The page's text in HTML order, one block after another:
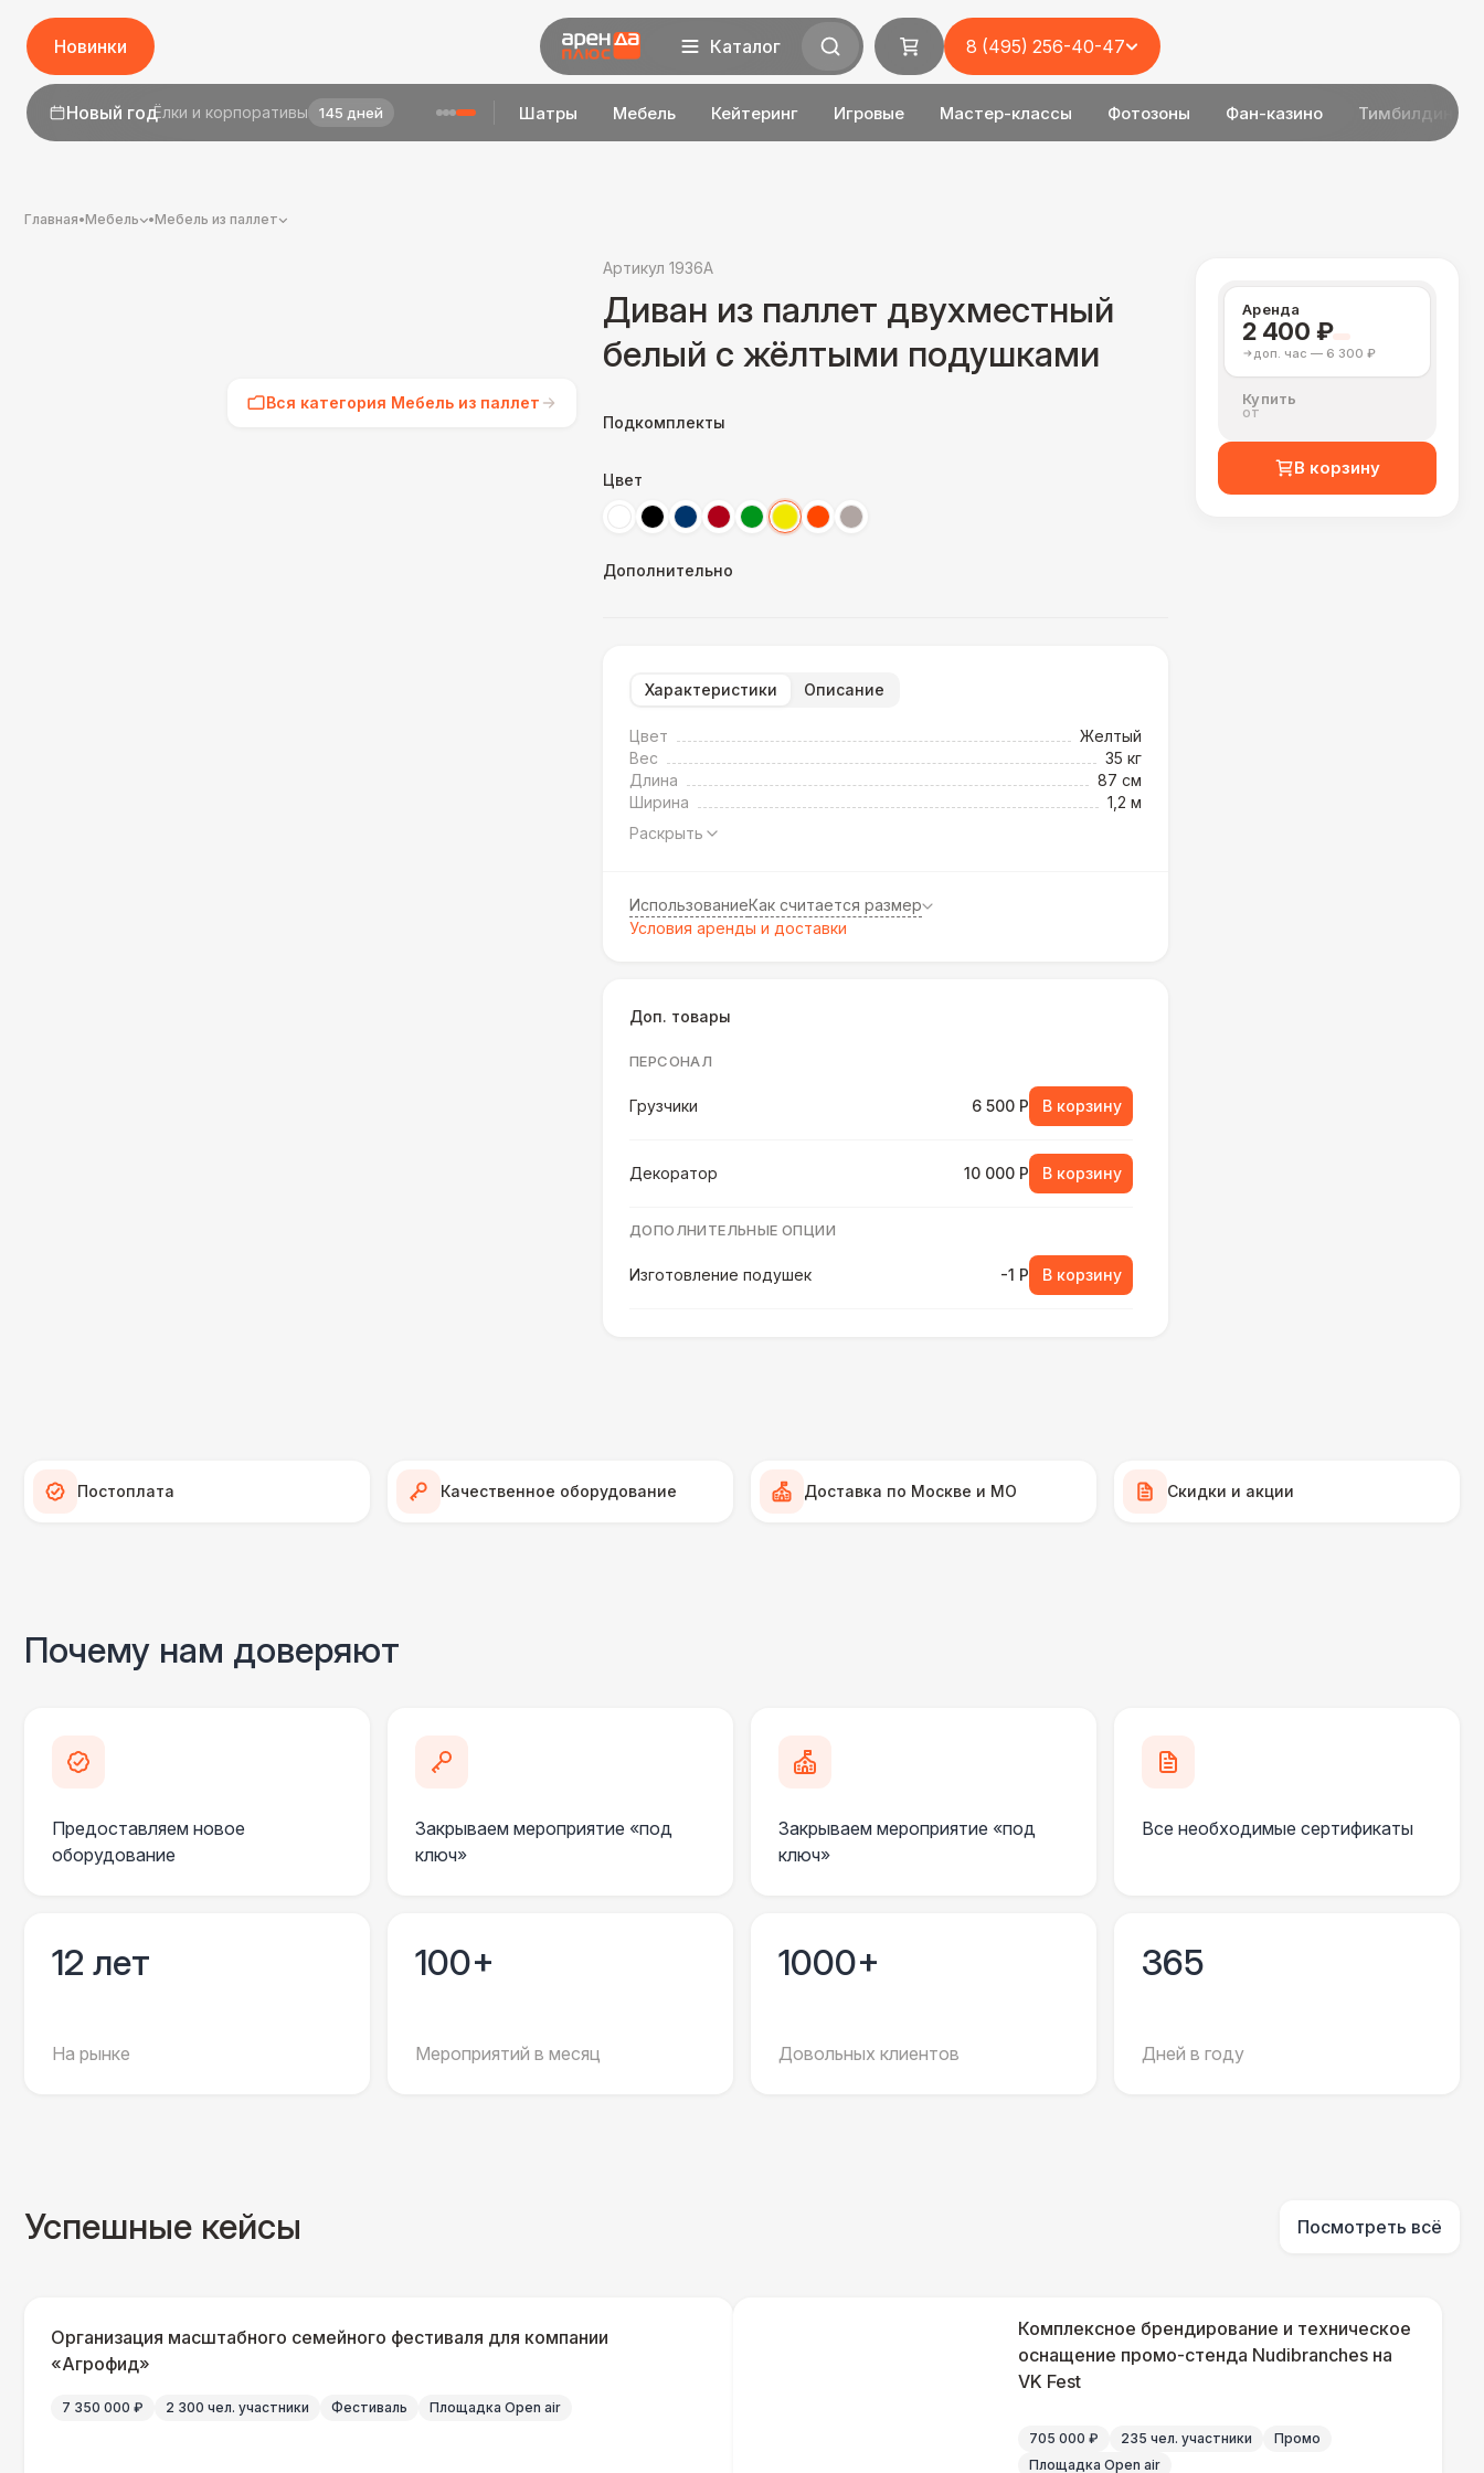
Новинки
Новый годЁлки и корпоративы 145 дней Шатры Мебель Кейтеринг Игровые Мастер-классы Фотозоны Фан-казино Тимбилдинг
Каталог 8 (495) 256-40-47
Главная•Мебель •Мебель из паллет
Вся категория Мебель из паллет
Артикул 1936A
Диван из паллет двухместный
белый с жёлтыми подушками
Подкомплекты
Цвет
Дополнительно
Характеристики Описание
Цвет
Желтый
Вес
35 кг
Длина
87 см
Ширина
1,2 м
Раскрыть
ИспользованиеКак считается размер
Условия аренды и доставки
Доп. товары
ПЕРСОНАЛ
Грузчики 6 500 Р В корзину
Декоратор 10 000 Р В корзину
ДОПОЛНИТЕЛЬНЫЕ ОПЦИИ
Изготовление подушек -1 Р В корзину
Шатер быстровозводимый
Домик «Ярмарочный» 3 х 2 м
Стилизованный (2 х 1 х 0,6)
1 000 Р В корзину
Аренда
2 400 ₽
доп. час — 6 300 ₽
Купить
от
В корзину
Постоплата Качественное оборудование Доставка по Москве и МО Скидки и акции
Почему нам доверяют
Предоставляем новое
оборудование
Закрываем мероприятие «под
ключ»
Закрываем мероприятие «под
ключ»
Все необходимые сертификаты
12 лет
На рынке
100+
Мероприятий в месяц
1000+
Довольных клиентов
365
Дней в году
Успешные кейсы Посмотреть всё
Организация масштабного семейного фестиваля для компании
«Агрофид»
7 350 000 ₽ 2 300 чел. участники Фестиваль Площадка Open air
Комплексное брендирование и техническое
оснащение промо-стенда Nudibranches на
VK Fest
705 000 ₽ 235 чел. участники
Промо
Площадка Open air